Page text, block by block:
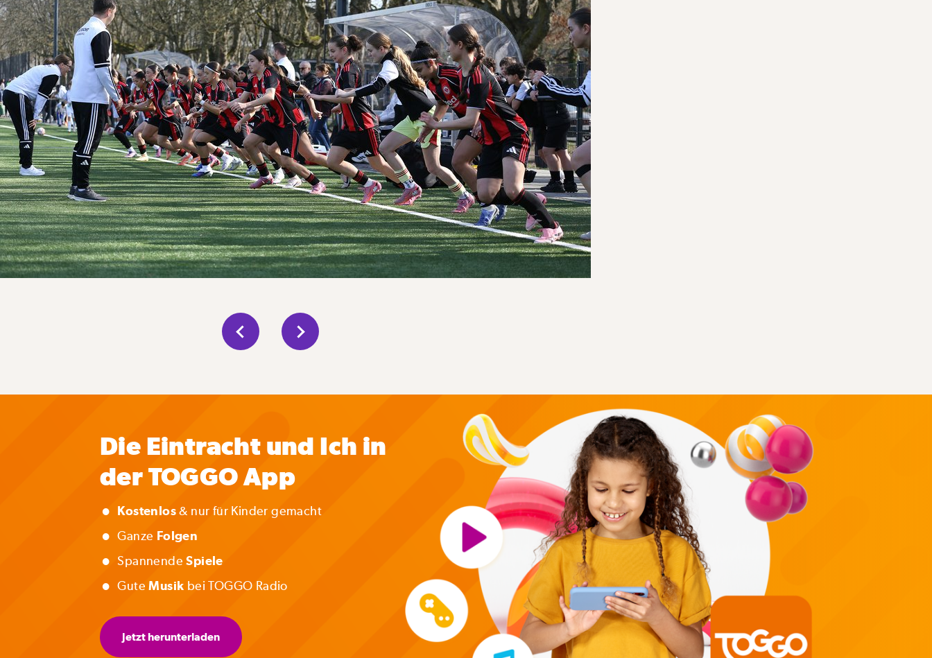
Die Eintracht und Ich in
der TOGGO App
• Kostenlos& nur für Kinder gemacht
• Ganze Folgen
• SpannendeSpiele
• GuteMusik bei TOGGO Radio
Jetzt herunterladen